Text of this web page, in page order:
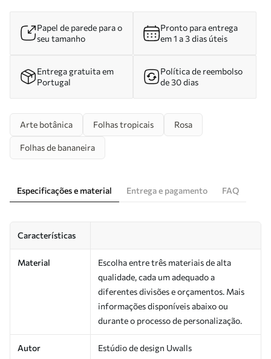
Papel de parede para o
seu tamanho
Pronto para entrega
em 1 a 3 dias úteis
Entrega gratuita em
Portugal
Política de reembolso
de 30 dias
Arte botânica Folhas tropicais Rosa
Folhas de bananeira
Especificações e material Entrega e pagamento FAQ
Características
Material
Escolha entre três materiais de alta
qualidade, cada um adequado a
diferentes divisões e orçamentos. Mais
informações disponíveis abaixo ou
durante o processo de personalização.
Autor Estúdio de design Uwalls